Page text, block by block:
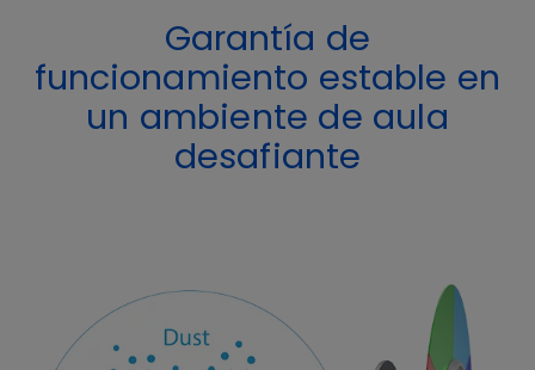
Garantía de
funcionamiento estable en
un ambiente de aula
desafiante